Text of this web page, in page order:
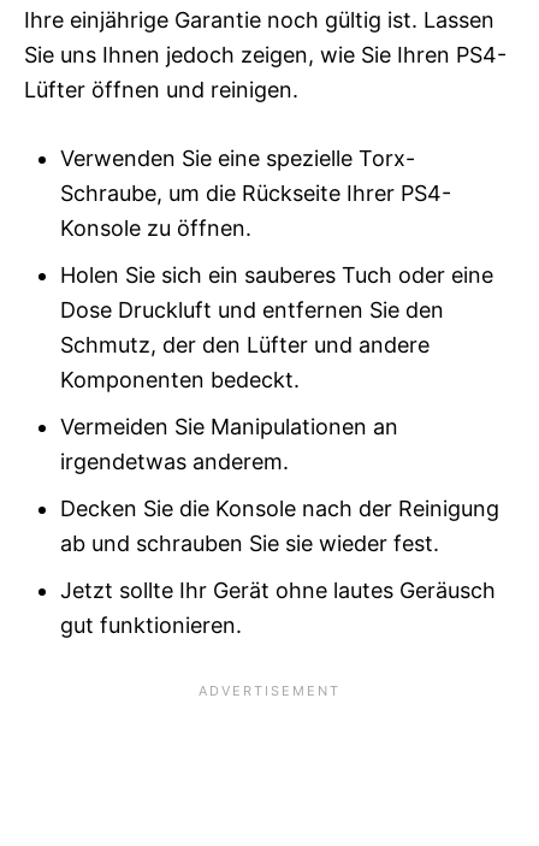
Ihre einjährige Garantie noch gültig ist. Lassen
Sie uns Ihnen jedoch zeigen, wie Sie Ihren PS4-
Lüfter öffnen und reinigen.
Verwenden Sie eine spezielle Torx-
Schraube, um die Rückseite Ihrer PS4-
Konsole zu öffnen.
Holen Sie sich ein sauberes Tuch oder eine
Dose Druckluft und entfernen Sie den
Schmutz, der den Lüfter und andere
Komponenten bedeckt.
Vermeiden Sie Manipulationen an
irgendetwas anderem.
Decken Sie die Konsole nach der Reinigung
ab und schrauben Sie sie wieder fest.
Jetzt sollte Ihr Gerät ohne lautes Geräusch
gut funktionieren.